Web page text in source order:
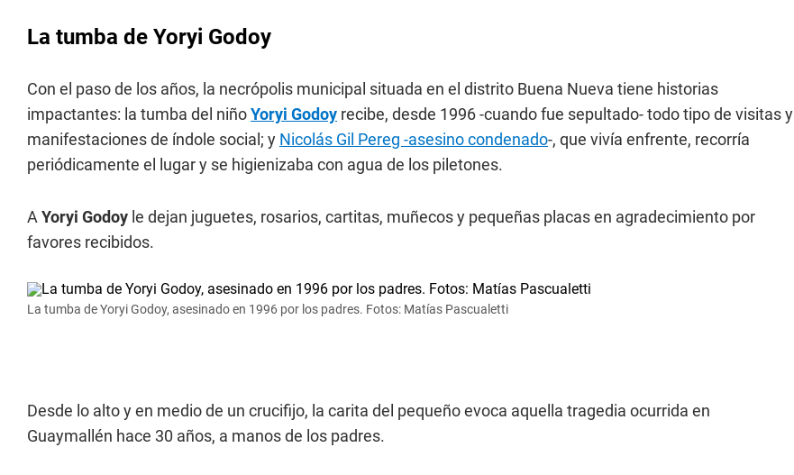
La tumba de Yoryi Godoy
Con el paso de los años, la necrópolis municipal situada en el distrito Buena Nueva tiene historias
impactantes: la tumba del niñoYoryi Godoy recibe, desde 1996 -cuando fue sepultado- todo tipo de visitas y
manifestaciones de índole social; y Nicolás Gil Pereg -asesino condenado-, que vivía enfrente, recorría
periódicamente el lugar y se higienizaba con agua de los piletones.
A Yoryi Godoy le dejan juguetes, rosarios, cartitas, muñecos y pequeñas placas en agradecimiento por
favores recibidos.
La tumba de Yoryi Godoy, asesinado en 1996 por los padres. Fotos: Matías Pascualetti
Desde lo alto y en medio de un crucifijo, la carita del pequeño evoca aquella tragedia ocurrida en
Guaymallén hace 30 años, a manos de los padres.